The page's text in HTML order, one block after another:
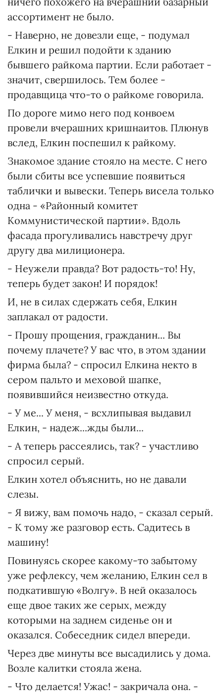
ассортимент не было.
- Наверно, не довезли еще, - подумал
Елкин и решил подойти к зданию
бывшего райкома партии. Если работает -
значит, свершилось. Тем более -
продавщица что-то о райкоме говорила.
По дороге мимо него под конвоем
провели вчерашних кришнаитов. Плюнув
вслед, Елкин поспешил к райкому.
Знакомое здание стояло на месте. С него
были сбиты все успевшие появиться
таблички и вывески. Теперь висела только
одна - «Районный комитет
Коммунистической партии». Вдоль
фасада прогуливались навстречу друг
другу два милиционера.
- Неужели правда? Вот радость-то! Ну,
теперь будет закон! И порядок!
И, не в силах сдержать себя, Елкин
заплакал от радости.
- Прошу прощения, гражданин... Вы
почему плачете? У вас что, в этом здании
фирма была? - спросил Елкина некто в
сером пальто и меховой шапке,
появившийся неизвестно откуда.
- У ме... У меня, - всхлипывая выдавил
Елкин, - надеж...жды были...
- А теперь рассеялись, так? - участливо
спросил серый.
Елкин хотел объяснить, но не давали
слезы.
- Я вижу, вам помочь надо, - сказал серый.
- К тому же разговор есть. Садитесь в
машину!
Повинуясь скорее какому-то забытому
уже рефлексу, чем желанию, Елкин сел в
подкатившую «Волгу». В ней оказалось
еще двое таких же серых, между
которыми на заднем сиденье он и
оказался. Собеседник сидел впереди.
Через две минуты все высадились у дома.
Возле калитки стояла жена.
- Что делается! Ужас! - закричала она. -